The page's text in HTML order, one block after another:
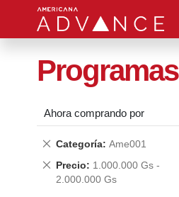
Programas
Ahora comprando por
Categoría Ame001
Quitar
producto
Precio
1.000.000 Gs -
2.000.000 Gs
Quitar
este